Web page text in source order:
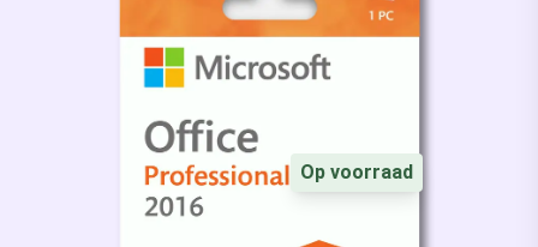
Op voorraad